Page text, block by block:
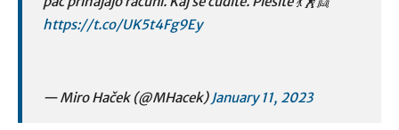
https://t.co/UK5t4Fg9Ey
— Miro Haček (@MHacek)January 11, 2023